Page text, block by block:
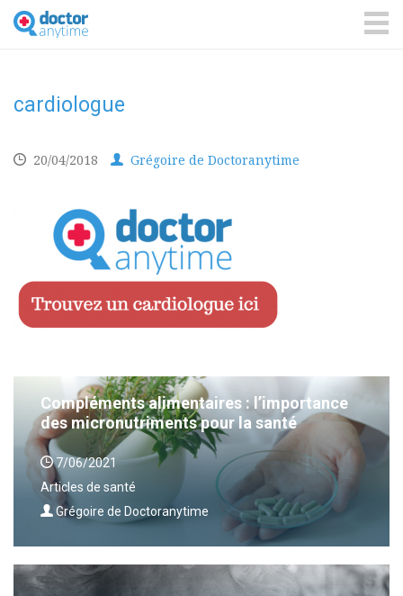
DoctorAnyTime
You
are
cardiologue
20/04/2018 Grégoire de Doctoranytime
Compléments alimentaires : l’importance
des micronutriments pour la santé
7/06/2021
Articles de santé
Grégoire de Doctoranytime